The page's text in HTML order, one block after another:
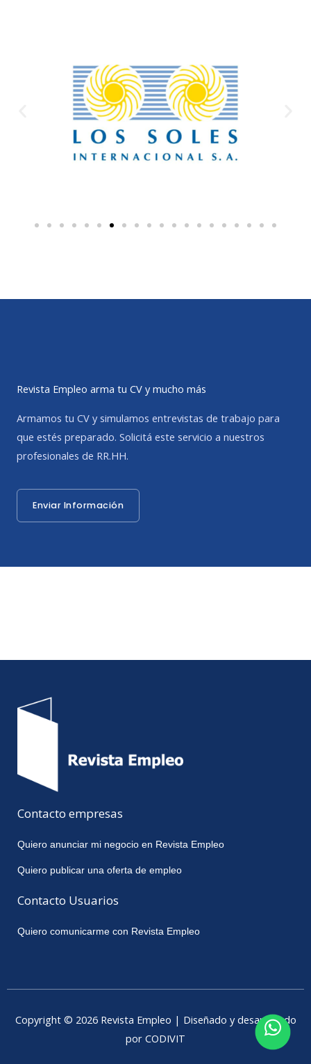
Revista Empleo arma tu CV y mucho más
Armamos tu CV y simulamos entrevistas de trabajo para
que estés preparado. Solicitá este servicio a nuestros
profesionales de RR.HH.
Enviar Información
Contacto empresas
Quiero anunciar mi negocio en Revista Empleo
Quiero publicar una oferta de empleo
Contacto Usuarios
Quiero comunicarme con Revista Empleo
Copyright © 2026 Revista Empleo | Diseñado y desarrollado
por CODIVIT